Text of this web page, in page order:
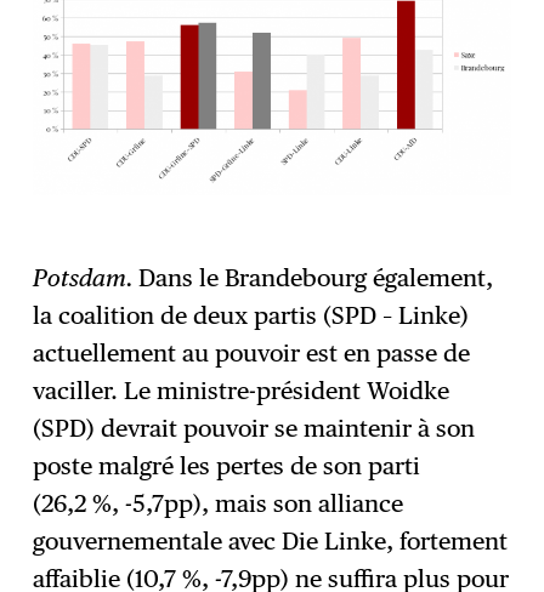
Potsdam.Dans le Brandebourg également,
la coalition de deux partis (SPD – Linke)
actuellement au pouvoir est en passe de
vaciller. Le ministre-président Woidke
(SPD) devrait pouvoir se maintenir à son
poste malgré les pertes de son parti
(26,2 %, -5,7pp), mais son alliance
gouvernementale avec Die Linke, fortement
affaiblie (10,7 %, -7,9pp) ne suffira plus pour